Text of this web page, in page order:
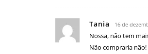
Tania 16 de
Nossa, não tem
Não compraria não!